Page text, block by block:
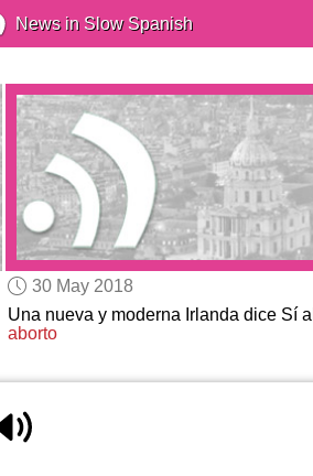
News in Slow Spanish
30 May 2018
Una nueva y moderna Irlanda dice Sí al
aborto